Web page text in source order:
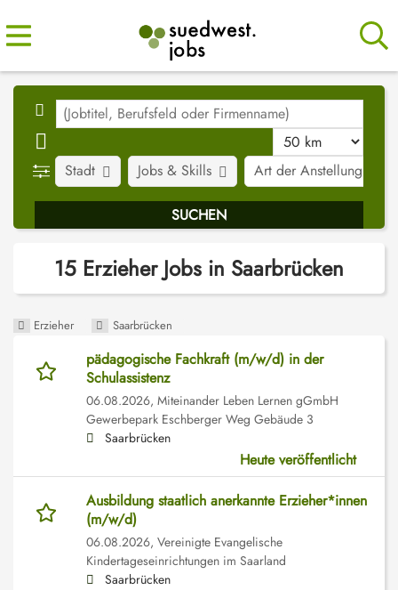
Stadt Art der Anstellung
Jobs & Skills
15 Erzieher Jobs in Saarbrücken
Erzieher Saarbrücken
pädagogische Fachkraft (m/w/d) in der
Schulassistenz
06.08.2026, Miteinander Leben Lernen gGmbH
Gewerbepark Eschberger Weg Gebäude 3
Saarbrücken
Heute veröffentlicht
Ausbildung staatlich anerkannte Erzieher*innen
(m/w/d)
06.08.2026, Vereinigte Evangelische
Kindertageseinrichtungen im Saarland
Saarbrücken